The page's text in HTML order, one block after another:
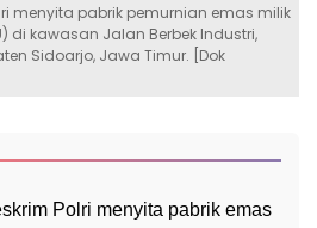
menyita pabrik pemurnian emas milik
di kawasan Jalan Berbek Industri,
Sidoarjo, Jawa Timur. [Dok
Polri menyita pabrik emas